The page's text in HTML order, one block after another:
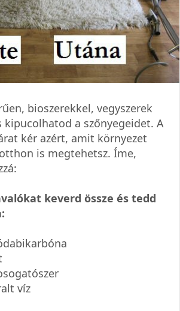
bioszerekkel, vegyszerek
a szőnyegeidet. A
kér azért, amit környezet
is megtehetsz. Íme,
keverd össze és tedd
víz